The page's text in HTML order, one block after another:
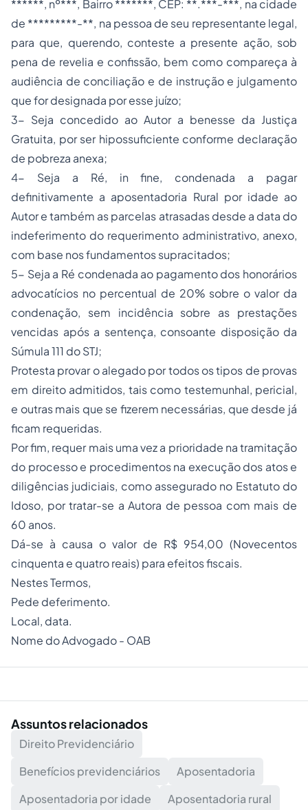
******, nº***, Bairro *******, CEP: **.***-***, na cidade
de *********-**, na pessoa de seu representante legal,
para que, querendo, conteste a presente ação, sob
pena de revelia e confissão, bem como compareça à
audiência de conciliação e de instrução e julgamento
que for designada por esse juízo;
3- Seja concedido ao Autor a benesse da Justiça
Gratuita, por ser hipossuficiente conforme declaração
de pobreza anexa;
4- Seja a Ré, in fine, condenada a pagar
definitivamente a aposentadoria Rural por idade ao
Autor e também as parcelas atrasadas desde a data do
indeferimento do requerimento administrativo, anexo,
com base nos fundamentos supracitados;
5- Seja a Ré condenada ao pagamento dos honorários
advocatícios no percentual de 20% sobre o valor da
condenação, sem incidência sobre as prestações
vencidas após a sentença, consoante disposição da
Súmula 111 do STJ;
Protesta provar o alegado por todos os tipos de provas
em direito admitidos, tais como testemunhal, pericial,
e outras mais que se fizerem necessárias, que desde já
ficam requeridas.
Por fim, requer mais uma vez a prioridade na tramitação
do processo e procedimentos na execução dos atos e
diligências judiciais, como assegurado no Estatuto do
Idoso, por tratar-se a Autora de pessoa com mais de
60 anos.
Dá-se à causa o valor de R$ 954,00 (Novecentos
cinquenta e quatro reais) para efeitos fiscais.
Nestes Termos,
Pede deferimento.
Local, data.
Nome do Advogado - OAB
Assuntos relacionados
Direito Previdenciário
Benefícios previdenciários
Aposentadoria
Aposentadoria por idade
Aposentadoria rural